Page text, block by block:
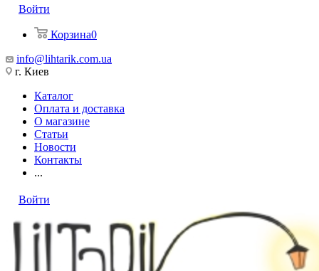
Войти
Корзина0
info@lihtarik.com.ua
г. Киев
Каталог
Оплата и доставка
О магазине
Статьи
Новости
Контакты
...
Войти